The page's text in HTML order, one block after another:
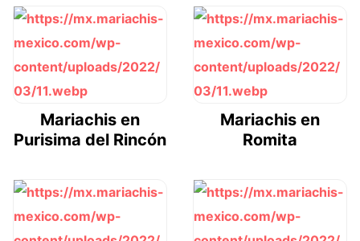
Mariachis en
Purisima del Rincón
Mariachis en
Romita